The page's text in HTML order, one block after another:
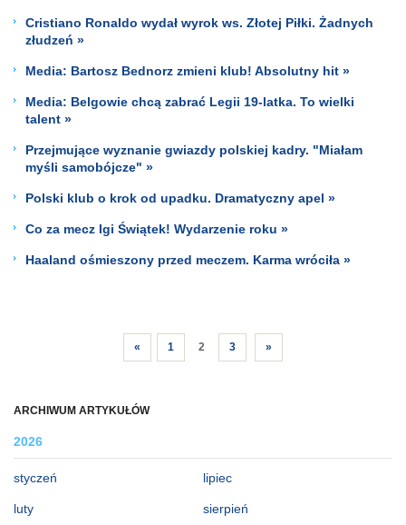
ARCHIWUM ARTYKUŁÓW
2026
styczeń
luty
lipiec
sierpień
Cristiano Ronaldo wydał wyrok ws. Złotej Piłki. Żadnych
złudzeń »
Media: Bartosz Bednorz zmieni klub! Absolutny hit »
Media: Belgowie chcą zabrać Legii 19-latka. To wielki
talent »
Przejmujące wyznanie gwiazdy polskiej kadry. "Miałam
myśli samobójcze" »
Polski klub o krok od upadku. Dramatyczny apel »
Co za mecz Igi Świątek! Wydarzenie roku »
Haaland ośmieszony przed meczem. Karma wróciła »
« 1 2 3 »